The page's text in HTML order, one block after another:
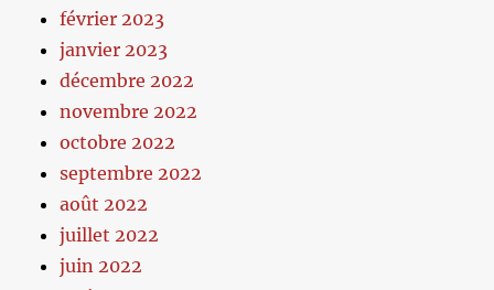
février 2023
janvier 2023
décembre 2022
novembre 2022
octobre 2022
septembre 2022
août 2022
juillet 2022
juin 2022